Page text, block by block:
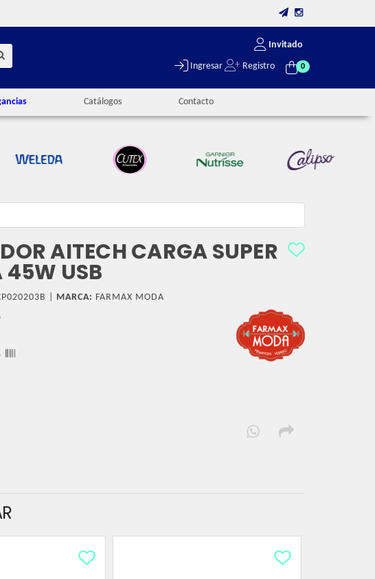
Invitado
Ingresar Registro 0
Catálogos Contacto
AITECH CARGA SUPER
45W USB
| MARCA: FARMAX MODA